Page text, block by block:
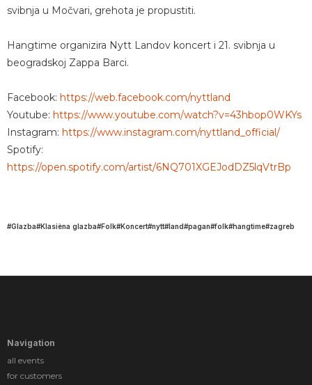
svibnja u Močvari, grehota je propustiti.
Hangtime organizira Nytt Landov koncert i 21. svibnja u
beogradskoj Zappa Barci.
Facebook: https://web.facebook.com/nyttland
Youtube: https://www.youtube.com/watch?v=43hbop0WKYs
Instagram: https://www.instagram.com/nyttland_official/
Spotify:
https://open.spotify.com/artist/6NQ701XGEJodDZ5lqVtrBp
Glazba Klasièna glazba Folk Koncert nytt land pagan folk hangtime zagreb
Navigation
all events
for customers